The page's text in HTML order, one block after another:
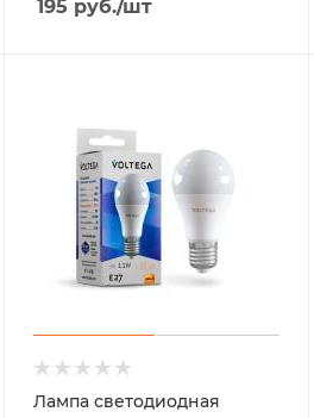
195 руб./шт
Лампа светодиодная